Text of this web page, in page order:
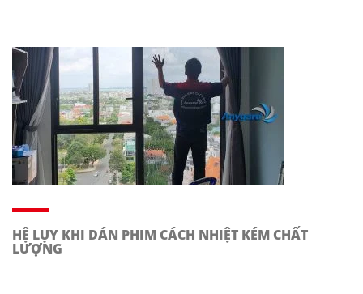
HỆ LỤY KHI DÁN PHIM CÁCH NHIỆT KÉM CHẤT
LƯỢNG